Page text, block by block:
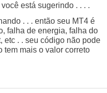
está sugerindo . . . .
. . . então seu MT4 é
falha de energia, falha do
etc . . seu código não pode
tem mais o valor correto